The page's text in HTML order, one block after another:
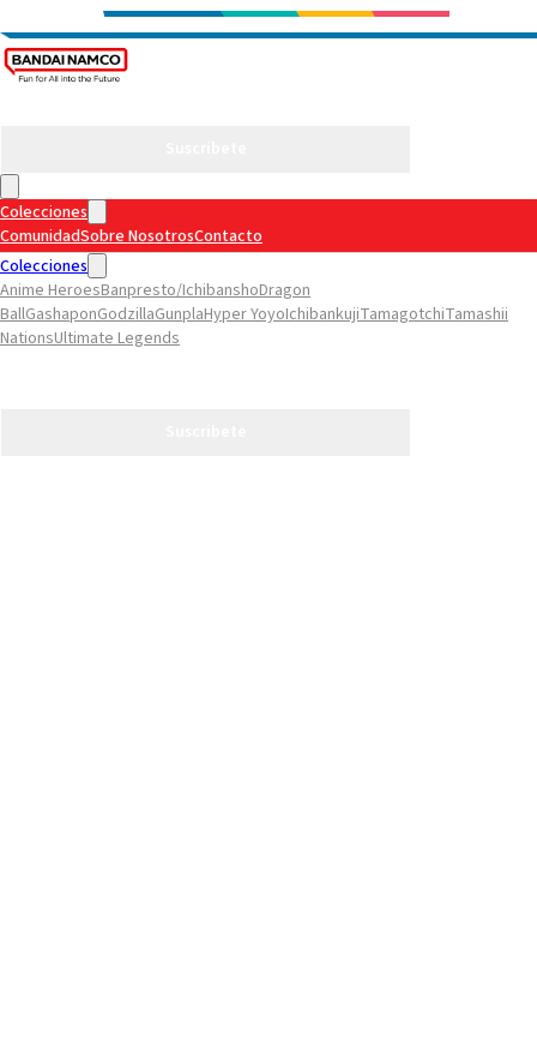
Colecciones
ComunidadSobre NosotrosContacto
Colecciones
Anime HeroesBanpresto/IchibanshoDragon
BallGashaponGodzillaGunplaHyper YoyoIchibankujiTamagotchiTamashii
NationsUltimate Legends